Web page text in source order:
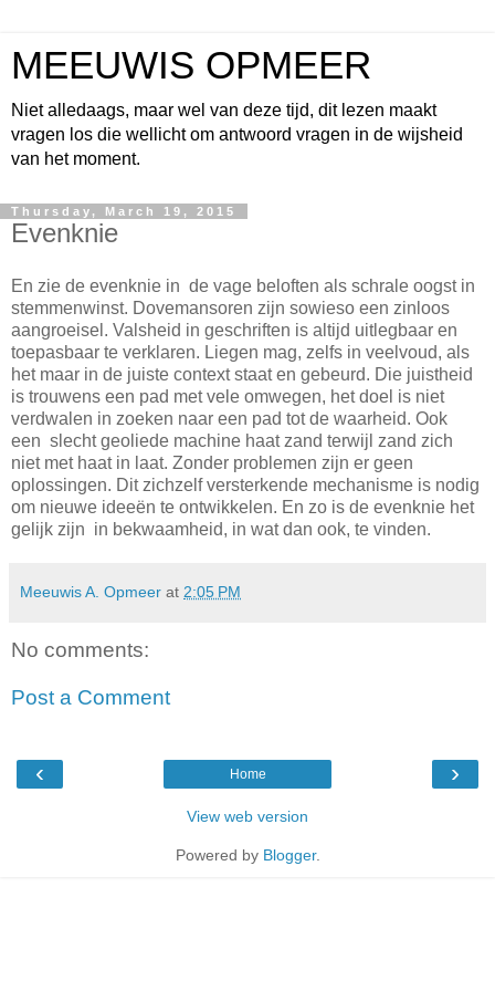
MEEUWIS OPMEER
Niet alledaags, maar wel van deze tijd, dit lezen maakt
vragen los die wellicht om antwoord vragen in de wijsheid
van het moment.
Thursday, March 19, 2015
Evenknie
En zie de evenknie in de vage beloften als schrale oogst in
stemmenwinst. Dovemansoren zijn sowieso een zinloos
aangroeisel. Valsheid in geschriften is altijd uitlegbaar en
toepasbaar te verklaren. Liegen mag, zelfs in veelvoud, als
het maar in de juiste context staat en gebeurd. Die juistheid
is trouwens een pad met vele omwegen, het doel is niet
verdwalen in zoeken naar een pad tot de waarheid. Ook
een slecht geoliede machine haat zand terwijl zand zich
niet met haat in laat. Zonder problemen zijn er geen
oplossingen. Dit zichzelf versterkende mechanisme is nodig
om nieuwe ideeën te ontwikkelen. En zo is de evenknie het
gelijk zijn in bekwaamheid, in wat dan ook, te vinden.
Meeuwis A. Opmeer at 2:05 PM
No comments:
Post a Comment
‹ ›
Home
View web version
Powered by Blogger.